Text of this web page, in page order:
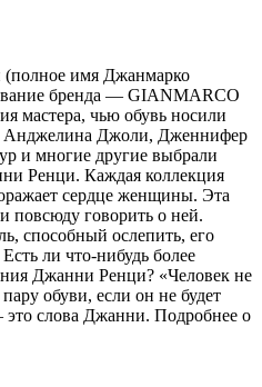
имя Джанмарко
бренда — GIANMARCO
мастера, чью обувь носили
Анджелина Джоли, Дженнифер
и многие другие выбрали
Ренци. Каждая коллекция
сердце женщины. Эта
и повсюду говорить о ней.
способный ослепить, его
ли что-нибудь более
Джанни Ренци? «Человек не
обуви, если он не будет
это слова Джанни. Подробнее о